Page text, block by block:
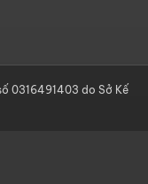
0316491403 do Sở Kế